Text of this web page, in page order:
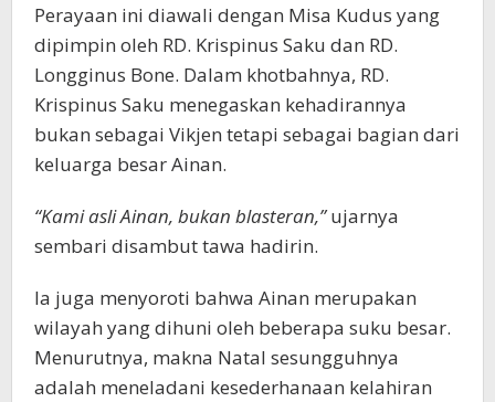
Perayaan ini diawali dengan Misa Kudus yang
dipimpin oleh RD. Krispinus Saku dan RD.
Longginus Bone. Dalam khotbahnya, RD.
Krispinus Saku menegaskan kehadirannya
bukan sebagai Vikjen tetapi sebagai bagian dari
keluarga besar Ainan.
“Kami asli Ainan, bukan blasteran,”ujarnya
sembari disambut tawa hadirin.
Ia juga menyoroti bahwa Ainan merupakan
wilayah yang dihuni oleh beberapa suku besar.
Menurutnya, makna Natal sesungguhnya
adalah meneladani kesederhanaan kelahiran